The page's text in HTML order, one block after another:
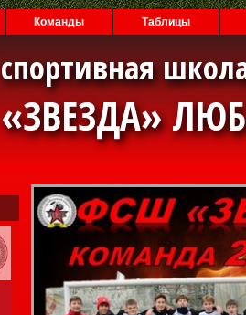
Команды Таблицы
спортивная
«ЗВЕЗДА»